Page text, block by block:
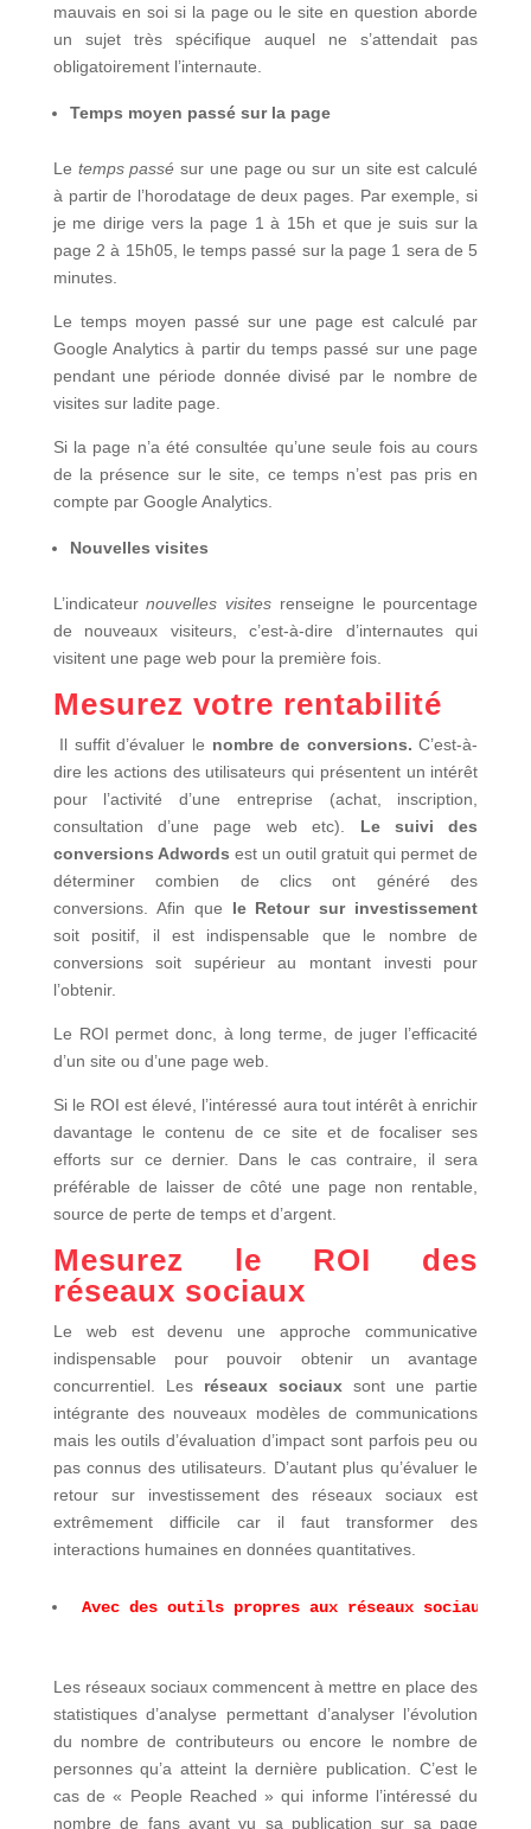
mauvais en soi si la page ou le site en question aborde
un sujet très spécifique auquel ne s’attendait pas
obligatoirement l’internaute.
Temps moyen passé sur la page
Le temps passé sur une page ou sur un site est calculé
à partir de l’horodatage de deux pages. Par exemple, si
je me dirige vers la page 1 à 15h et que je suis sur la
page 2 à 15h05, le temps passé sur la page 1 sera de 5
minutes.
Le temps moyen passé sur une page est calculé par
Google Analytics à partir du temps passé sur une page
pendant une période donnée divisé par le nombre de
visites sur ladite page.
Si la page n’a été consultée qu’une seule fois au cours
de la présence sur le site, ce temps n’est pas pris en
compte par Google Analytics.
Nouvelles visites
L’indicateurnouvelles visites renseigne le pourcentage
de nouveaux visiteurs, c’est-à-dire d’internautes qui
visitent une page web pour la première fois.
Mesurez votre rentabilité
Il suffit d’évaluer le nombre de conversions. C’est-à-
dire les actions des utilisateurs qui présentent un intérêt
pour l’activité d’une entreprise (achat, inscription,
consultation d’une page web etc). Le suivi des
conversions Adwords est un outil gratuit qui permet de
déterminer combien de clics ont généré des
conversions. Afin que le Retour sur investissement
soit positif, il est indispensable que le nombre de
conversions soit supérieur au montant investi pour
l’obtenir.
Le ROI permet donc, à long terme, de juger l’efficacité
d’un site ou d’une page web.
Si le ROI est élevé, l’intéressé aura tout intérêt à enrichir
davantage le contenu de ce site et de focaliser ses
efforts sur ce dernier. Dans le cas contraire, il sera
préférable de laisser de côté une page non rentable,
source de perte de temps et d’argent.
Mesurez le ROI des
réseaux sociaux
Le web est devenu une approche communicative
indispensable pour pouvoir obtenir un avantage
concurrentiel. Les réseaux sociaux sont une partie
intégrante des nouveaux modèles de communications
mais les outils d’évaluation d’impact sont parfois peu ou
pas connus des utilisateurs. D’autant plus qu’évaluer le
retour sur investissement des réseaux sociaux est
extrêmement difficile car il faut transformer des
interactions humaines en données quantitatives.
Avec des outils propres aux réseaux sociaux
Les réseaux sociaux commencent à mettre en place des
statistiques d’analyse permettant d’analyser l’évolution
du nombre de contributeurs ou encore le nombre de
personnes qu’a atteint la dernière publication. C’est le
cas de « People Reached » qui informe l’intéressé du
nombre de fans ayant vu sa publication sur sa page